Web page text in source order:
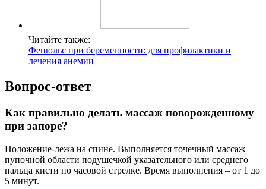
Читайте также:
Фенюльс при беременности: для профилактики и
лечения анемии
Вопрос-ответ
Как правильно делать массаж новорожденному
при запоре?
Положение-лежа на спине. Выполняется точечный массаж
пупочной области подушечкой указательного или среднего
пальца кисти по часовой стрелке. Время выполнения – от 1 до
5 минут.